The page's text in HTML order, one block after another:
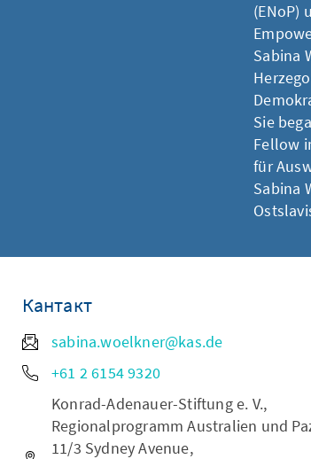
(ENoP)
Sabina
Sie
Fellow
für
Sabina
Кантакт
sabina.woelkner@kas.de
+61 2 6154 9320
Konrad-Adenauer-Stiftung e. V.,
Regionalprogramm Australien und
11/3 Sydney Avenue,